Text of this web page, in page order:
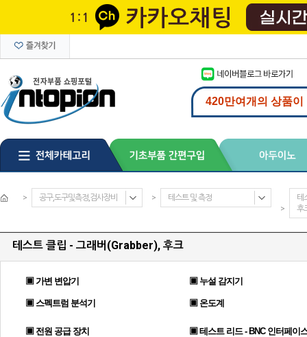
> 공구,도구및측정,검사장비 >
테스트 및 측정
>
테
후
테스트 클립 - 그래버(Grabber), 후크
▣ 가변 변압기 ▣ 누설 감지기
▣ 스펙트럼 분석기 ▣ 온도계
▣ 전원 공급 장치 ▣ 테스트 리드 - BNC 인터페이